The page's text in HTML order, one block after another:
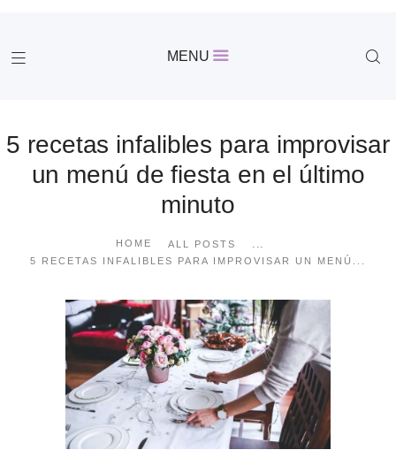
MENU
5 recetas infalibles para improvisar
un menú de fiesta en el último
minuto
HOME ALL POSTS ...
5 RECETAS INFALIBLES PARA IMPROVISAR UN MENÚ...